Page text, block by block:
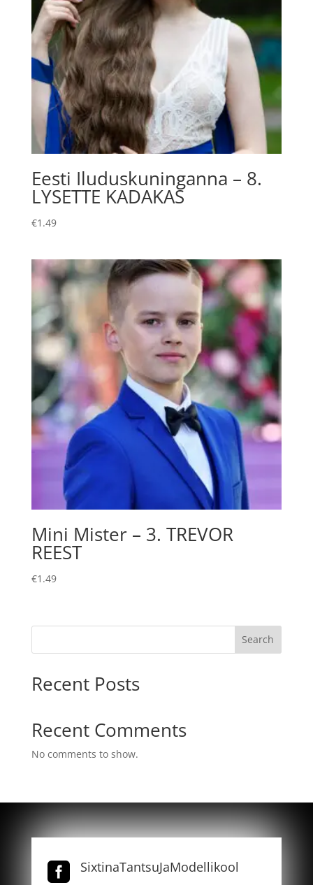
Eesti Iluduskuninganna – 8.
LYSETTE KADAKAS
€1.49
Mini Mister – 3. TREVOR
REEST
€1.49
Search
Recent Posts
Recent Comments
No comments to show.
 SixtinaTantsuJaModellikool